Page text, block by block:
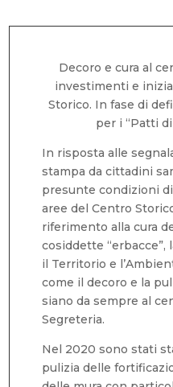
Decoro e cura al
investimenti e
Storico. In fase di
per i “Patti
In risposta alle
stampa da cittadini
presunte condizioni
aree del Centro
riferimento alla cura
cosiddette “erbacce”,
il Territorio e
come il decoro e la
siano da sempre al
Segreteria.
Nel 2020 sono stati
pulizia delle